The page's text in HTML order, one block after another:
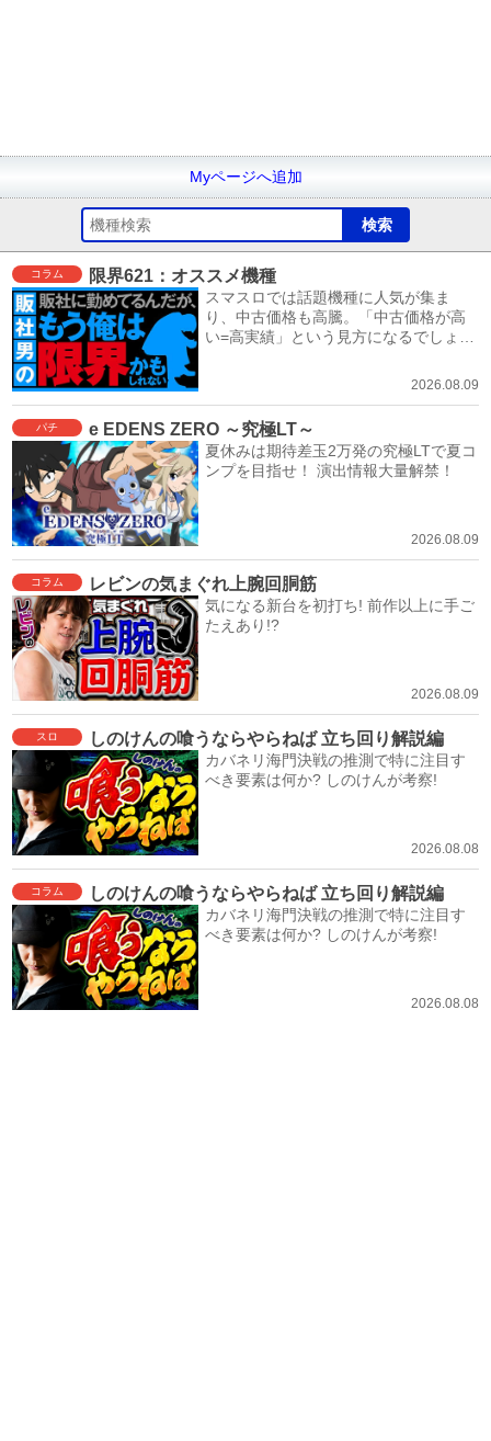
Myページへ追加
コラム 限界621：オススメ機種
スマスロでは話題機種に人気が集ま
り、中古価格も高騰。「中古価格が高
い=高実績」という見方になるでしょ
2026.08.09
パチ e EDENS ZERO ～究極LT～
夏休みは期待差玉2万発の究極LTで夏コ
ンプを目指せ！ 演出情報大量解禁！
2026.08.09
コラム レビンの気まぐれ上腕回胴筋
気になる新台を初打ち! 前作以上に手ご
たえあり!?
2026.08.09
スロ しのけんの喰うならやらねば 立ち回り解説編
カバネリ海門決戦の推測で特に注目す
べき要素は何か? しのけんが考察!
2026.08.08
コラム しのけんの喰うならやらねば 立ち回り解説編
カバネリ海門決戦の推測で特に注目す
べき要素は何か? しのけんが考察!
2026.08.08